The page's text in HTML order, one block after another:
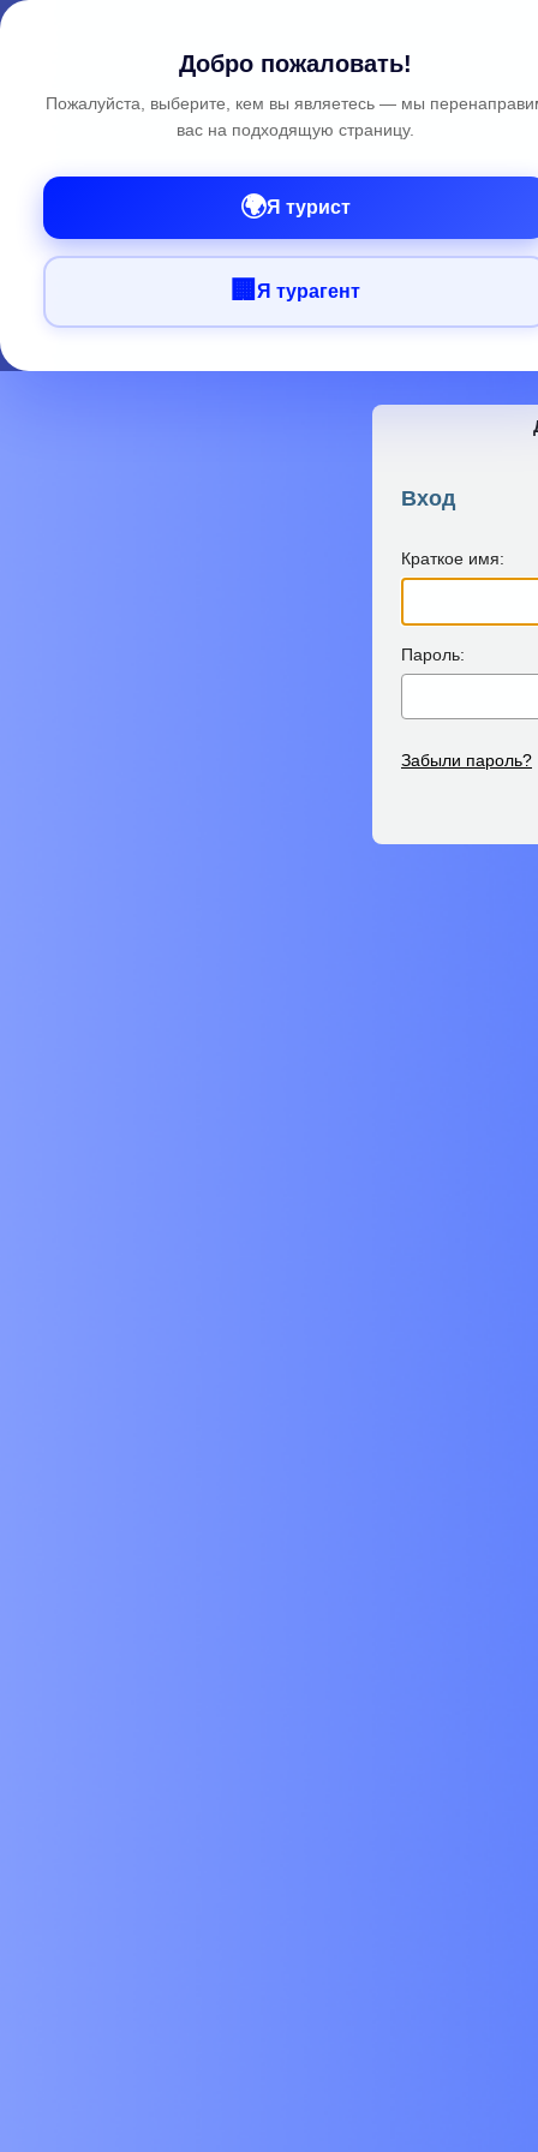
Вход
Краткое имя:
Пароль:
Забыли пароль?
Добро пожаловать!
Пожалуйста, выберите, кем вы являетесь — мы
вас на подходящую страницу.
🌍Я турист
🏢 Я турагент